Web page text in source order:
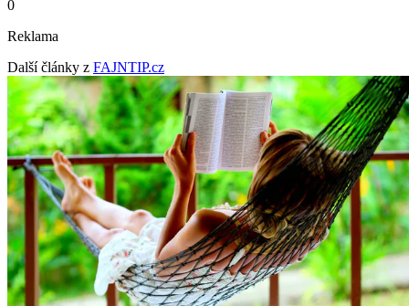
0
Reklama
Další články z FAJNTIP.cz